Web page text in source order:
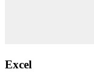
Excel